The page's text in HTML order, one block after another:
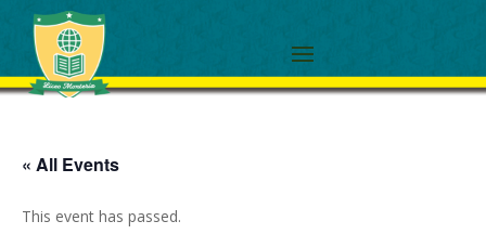
« All Events
This event has passed.